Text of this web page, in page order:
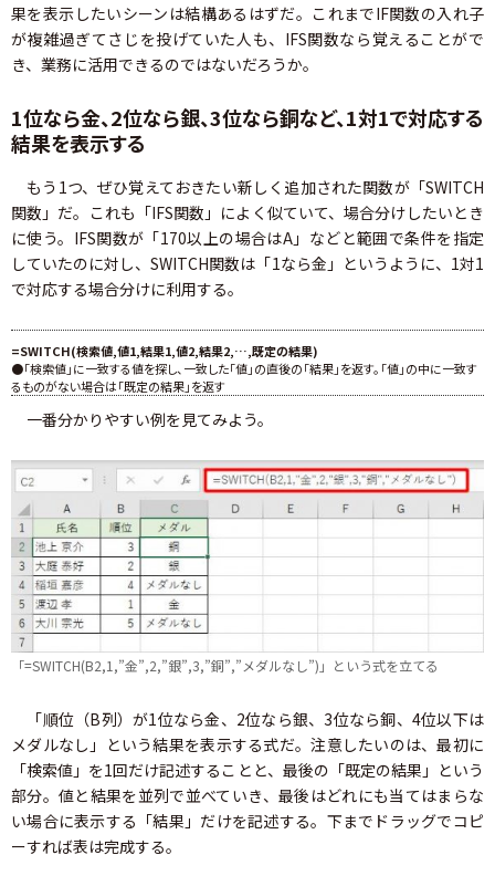
果を表示したいシーンは結構あるはずだ。これまでIF関数の入れ子
が複雑過ぎてさじを投げていた人も、IFS関数なら覚えることがで
き、業務に活用できるのではないだろうか。
1位なら金、2位なら銀、3位なら銅など、1対1で対応する
結果を表示する
もう1つ、ぜひ覚えておきたい新しく追加された関数が「SWITCH
関数」だ。これも「IFS関数」によく似ていて、場合分けしたいとき
に使う。IFS関数が「170以上の場合はA」などと範囲で条件を指定
していたのに対し、SWITCH関数は「1なら金」というように、1対1
で対応する場合分けに利用する。
=SWITCH(検索値,値1,結果1,値2,結果2,…,既定の結果)
●「検索値」に一致する値を探し、一致した「値」の直後の「結果」を返す。「値」の中に一致す
るものがない場合は「既定の結果」を返す
一番分かりやすい例を見てみよう。
「=SWITCH(B2,1,”金”,2,”銀”,3,”銅”,”メダルなし”)」という式を立てる
「順位（B列）が1位なら金、2位なら銀、3位なら銅、4位以下は
メダルなし」という結果を表示する式だ。注意したいのは、最初に
「検索値」を1回だけ記述することと、最後の「既定の結果」という
部分。値と結果を並列で並べていき、最後はどれにも当てはまらな
い場合に表示する「結果」だけを記述する。下までドラッグでコピ
ーすれば表は完成する。